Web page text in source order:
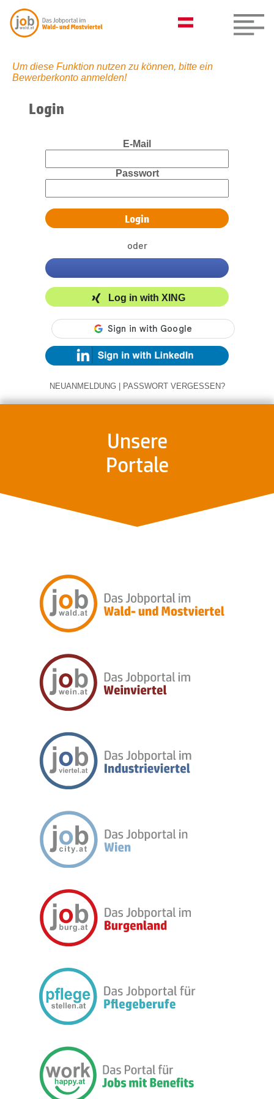
Um diese Funktion nutzen zu können, bitte ein
Bewerberkonto anmelden!
Login
E-Mail
Passwort
oder
Log in with XING
NEUANMELDUNG | PASSWORT VERGESSEN?
Unsere
Portale